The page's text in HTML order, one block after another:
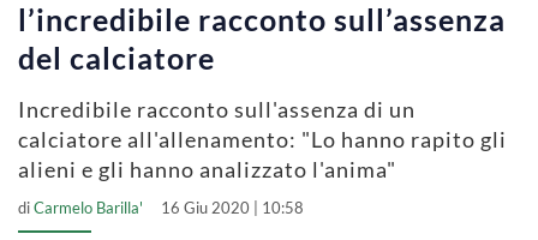
l’incredibile racconto sull’assenza
del calciatore
Incredibile racconto sull'assenza di un
calciatore all'allenamento: "Lo hanno rapito gli
alieni e gli hanno analizzato l'anima"
diCarmelo Barilla' 16 Giu 2020 | 10:58